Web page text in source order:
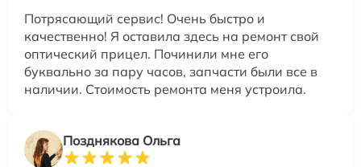
Потрясающий сервис! Очень быстро и
качественно! Я оставила здесь на ремонт свой
оптический прицел. Починили мне его
буквально за пару часов, запчасти были все в
наличии. Стоимость ремонта меня устроила.
Позднякова Ольга